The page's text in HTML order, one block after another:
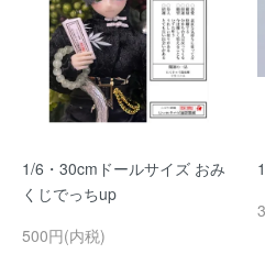
1/6・30cmドールサイズ おみ
くじでっちup
500円(内税)